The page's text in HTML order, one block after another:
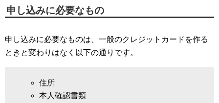
申し込みに必要なもの
申し込みに必要なものは、一般のクレジットカードを作る
ときと変わりはなく以下の通りです。
住所
本人確認書類